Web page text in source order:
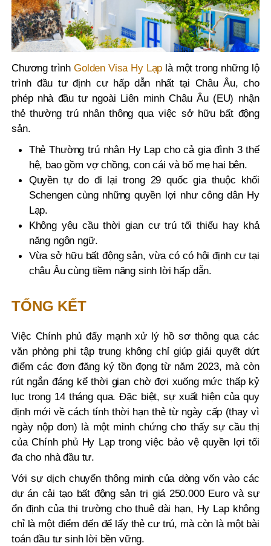
Chương trìnhGolden Visa Hy Lạp là một trong những lộ
trình đầu tư định cư hấp dẫn nhất tại Châu Âu, cho
phép nhà đầu tư ngoài Liên minh Châu Âu (EU) nhận
thẻ thường trú nhân thông qua việc sở hữu bất động
sản.
Thẻ Thường trú nhân Hy Lạp cho cả gia đình 3 thế
hệ, bao gồm vợ chồng, con cái và bố mẹ hai bên.
Quyền tự do đi lại trong 29 quốc gia thuộc khối
Schengen cùng những quyền lợi như công dân Hy
Lạp.
Không yêu cầu thời gian cư trú tối thiểu hay khả
năng ngôn ngữ.
Vừa sở hữu bất động sản, vừa có có hội định cư tại
châu Âu cùng tiềm năng sinh lời hấp dẫn.
TỔNG KẾT
Việc Chính phủ đẩy mạnh xử lý hồ sơ thông qua các
văn phòng phi tập trung không chỉ giúp giải quyết dứt
điểm các đơn đăng ký tồn đọng từ năm 2023, mà còn
rút ngắn đáng kể thời gian chờ đợi xuống mức thấp kỷ
lục trong 14 tháng qua. Đặc biệt, sự xuất hiện của quy
định mới về cách tính thời hạn thẻ từ ngày cấp (thay vì
ngày nộp đơn) là một minh chứng cho thấy sự cầu thị
của Chính phủ Hy Lạp trong việc bảo vệ quyền lợi tối
đa cho nhà đầu tư.
Với sự dịch chuyển thông minh của dòng vốn vào các
dự án cải tạo bất động sản trị giá 250.000 Euro và sự
ổn định của thị trường cho thuê dài hạn, Hy Lạp không
chỉ là một điểm đến để lấy thẻ cư trú, mà còn là một bài
toán đầu tư sinh lời bền vững.